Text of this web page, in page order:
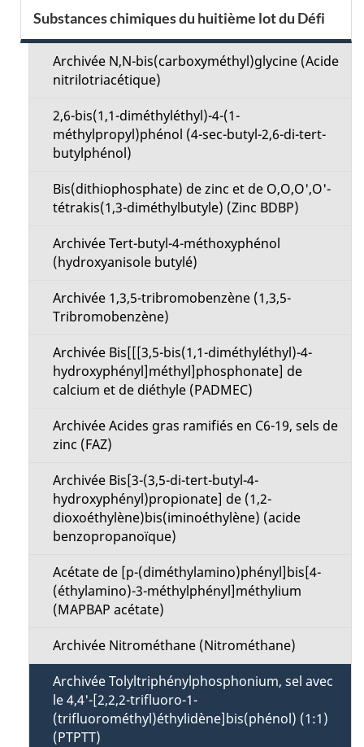
e
Substances chimiques du huitième lot du Défi
Archivée N,N-bis(carboxyméthyl)glycine (Acide
nitrilotriacétique)
2,6-bis(1,1-diméthyléthyl)-4-(1-
méthylpropyl)phénol (4-sec-butyl-2,6-di-tert-
butylphénol)
Bis(dithiophosphate) de zinc et de O,O,O',O'-
tétrakis(1,3-diméthylbutyle) (Zinc BDBP)
Archivée Tert-butyl-4-méthoxyphénol
(hydroxyanisole butylé)
Archivée 1,3,5-tribromobenzène (1,3,5-
Tribromobenzène)
Archivée Bis[[[3,5-bis(1,1-diméthyléthyl)-4-
hydroxyphényl]méthyl]phosphonate] de
calcium et de diéthyle (PADMEC)
Archivée Acides gras ramifiés en C6-19, sels de
zinc (FAZ)
Archivée Bis[3-(3,5-di-tert-butyl-4-
hydroxyphényl)propionate] de (1,2-
dioxoéthylène)bis(iminoéthylène) (acide
benzopropanoïque)
Acétate de [p-(diméthylamino)phényl]bis[4-
(éthylamino)-3-méthylphényl]méthylium
(MAPBAP acétate)
Archivée Nitrométhane (Nitrométhane)
Archivée Tolyltriphénylphosphonium, sel avec
le 4,4'-[2,2,2-trifluoro-1-
(trifluorométhyl)éthylidène]bis(phénol) (1:1)
(PTPTT)